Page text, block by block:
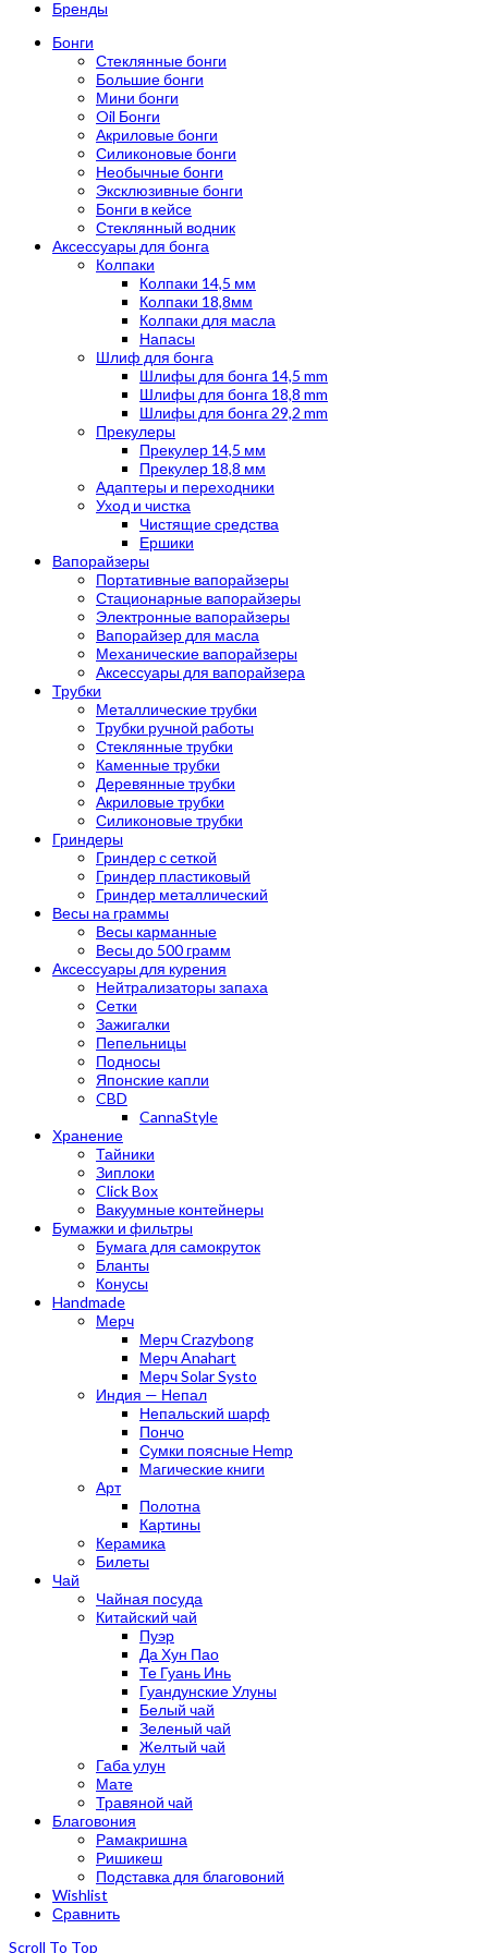
Бренды
Бонги
Стеклянные бонги
Большие бонги
Мини бонги
Oil Бонги
Акриловые бонги
Силиконовые бонги
Необычные бонги
Эксклюзивные бонги
Бонги в кейсе
Стеклянный водник
Аксессуары для бонга
Колпаки
Колпаки 14,5 мм
Колпаки 18,8мм
Колпаки для масла
Напасы
Шлиф для бонга
Шлифы для бонга 14,5 mm
Шлифы для бонга 18,8 mm
Шлифы для бонга 29,2 mm
Прекулеры
Прекулер 14,5 мм
Прекулер 18,8 мм
Адаптеры и переходники
Уход и чистка
Чистящие средства
Ершики
Вапорайзеры
Портативные вапорайзеры
Стационарные вапорайзеры
Электронные вапорайзеры
Вапорайзер для масла
Механические вапорайзеры
Аксессуары для вапорайзера
Трубки
Металлические трубки
Трубки ручной работы
Стеклянные трубки
Каменные трубки
Деревянные трубки
Акриловые трубки
Силиконовые трубки
Гриндеры
Гриндер с сеткой
Гриндер пластиковый
Гриндер металлический
Весы на граммы
Весы карманные
Весы до 500 грамм
Аксессуары для курения
Нейтрализаторы запаха
Сетки
Зажигалки
Пепельницы
Подносы
Японские капли
CBD
CannaStyle
Хранение
Тайники
Зиплоки
Click Box
Вакуумные контейнеры
Бумажки и фильтры
Бумага для самокруток
Бланты
Конусы
Handmade
Мерч
Мерч Crazybong
Мерч Anahart
Мерч Solar Systo
Индия — Непал
Непальский шарф
Пончо
Сумки поясные Hemp
Магические книги
Арт
Полотна
Картины
Керамика
Билеты
Чай
Чайная посуда
Китайский чай
Пуэр
Да Хун Пао
Те Гуань Инь
Гуандунские Улуны
Белый чай
Зеленый чай
Желтый чай
Габа улун
Мате
Травяной чай
Благовония
Рамакришна
Ришикеш
Подставка для благовоний
Wishlist
Сравнить
Scroll To Top